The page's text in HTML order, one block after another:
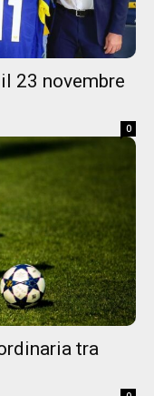
23 novembre
0
tra